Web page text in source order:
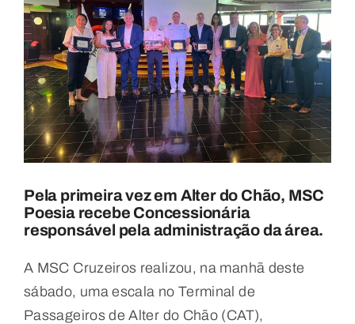
Pela primeira vez em Alter do Chão, MSC
Poesia recebe Concessionária
responsável pela administração da área.
A MSC Cruzeiros realizou, na manhã deste
sábado, uma escala no Terminal de
Passageiros de Alter do Chão (CAT),